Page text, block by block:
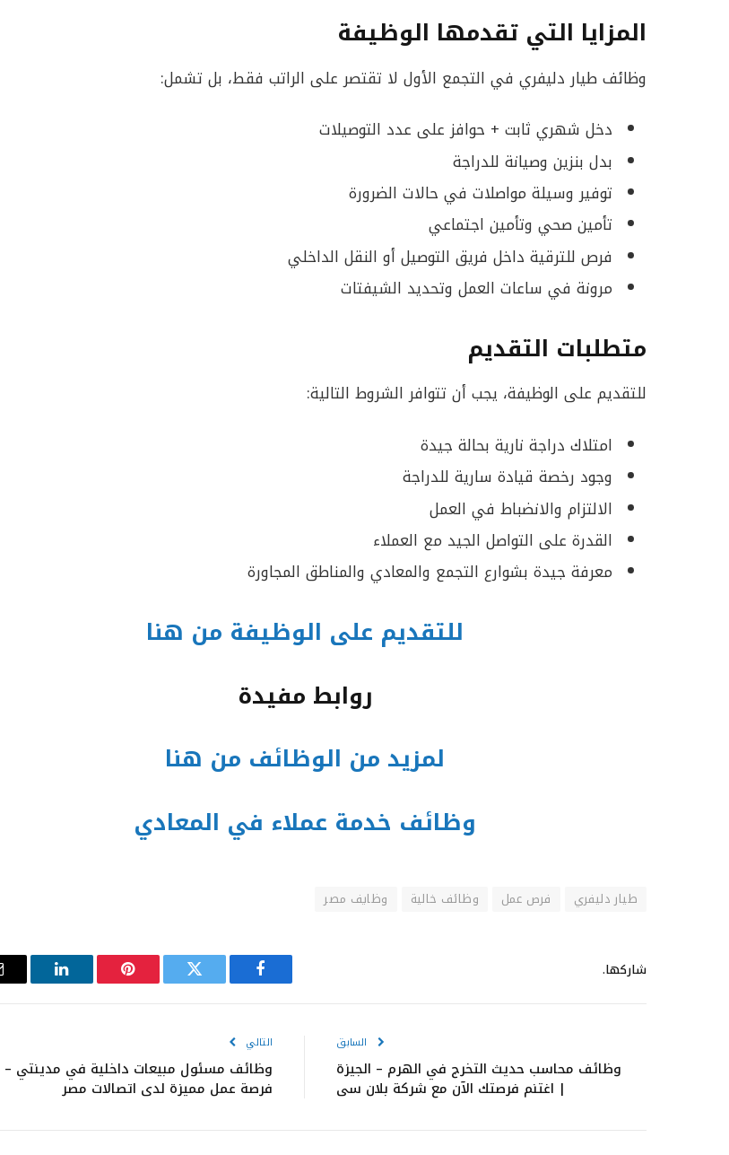
المزايا التي تقدمها الوظيفة
وظائف طيار دليفري في التجمع الأول لا تقتصر على الراتب فقط، بل تشمل:
دخل شهري ثابت + حوافز على عدد التوصيلات
بدل بنزين وصيانة للدراجة
توفير وسيلة مواصلات في حالات الضرورة
تأمين صحي وتأمين اجتماعي
فرص للترقية داخل فريق التوصيل أو النقل الداخلي
مرونة في ساعات العمل وتحديد الشيفتات
متطلبات التقديم
للتقديم على الوظيفة، يجب أن تتوافر الشروط التالية:
امتلاك دراجة نارية بحالة جيدة
وجود رخصة قيادة سارية للدراجة
الالتزام والانضباط في العمل
القدرة على التواصل الجيد مع العملاء
معرفة جيدة بشوارع التجمع والمعادي والمناطق المجاورة
للتقديم على الوظيفة من هنا
روابط مفيدة
لمزيد من الوظائف من هنا
وظائف خدمة عملاء في المعادي
طيار دليفري فرص عمل وظائف خالية وظايف مصر
شاركها.
فيسبوك تويتر بينتيريستلينكدإن
السابق
وظائف محاسب حديث التخرج في الهرم – الجيزة
| اغتنم فرصتك الآن مع شركة بلان سي
التالي
وظائف مسئول مبيعات داخلية في مدينتي –
فرصة عمل مميزة لدى اتصالات مصر